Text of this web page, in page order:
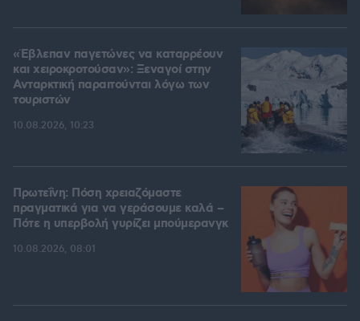
«Έβλεπαν παγετώνες να καταρρέουν
και χειροκροτούσαν»: Ξεναγοί στην
Ανταρκτική παραιτούνται λόγω των
τουριστών
10.08.2026, 10:23
Πρωτεΐνη: Πόση χρειαζόμαστε
πραγματικά για να γεράσουμε καλά –
Πότε η υπερβολή γυρίζει μπούμερανγκ
10.08.2026, 08:01